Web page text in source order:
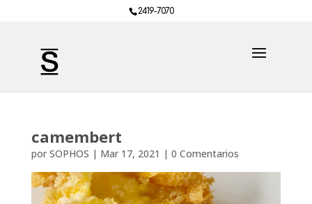
2419-7070
camembert
por SOPHOS | Mar 17, 2021 | 0 Comentarios